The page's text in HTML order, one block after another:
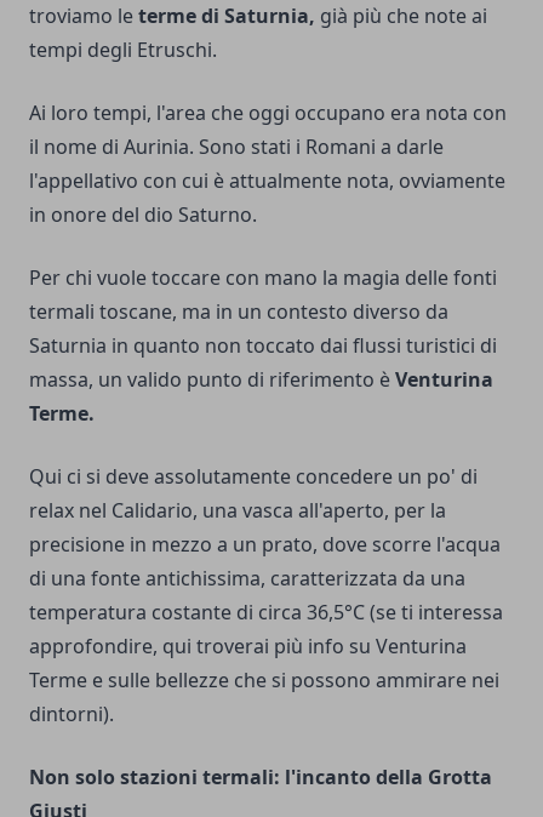
troviamo leterme di Saturnia, già più che note ai
tempi degli Etruschi.
Ai loro tempi, l'area che oggi occupano era nota con
il nome di Aurinia. Sono stati i Romani a darle
l'appellativo con cui è attualmente nota, ovviamente
in onore del dio Saturno.
Per chi vuole toccare con mano la magia delle fonti
termali toscane, ma in un contesto diverso da
Saturnia in quanto non toccato dai flussi turistici di
massa, un valido punto di riferimento èVenturina
Terme.
Qui ci si deve assolutamente concedere un po' di
relax nel Calidario, una vasca all'aperto, per la
precisione in mezzo a un prato, dove scorre l'acqua
di una fonte antichissima, caratterizzata da una
temperatura costante di circa 36,5°C (se ti interessa
approfondire, qui troverai più info su Venturina
Terme e sulle bellezze che si possono ammirare nei
dintorni).
Non solo stazioni termali: l'incanto della Grotta
Giusti